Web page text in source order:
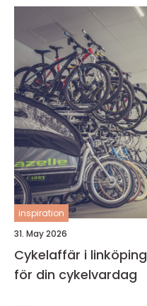
inspiration
31. May 2026
Cykelaffär i linköping så väljer du rätt butik
för din cykelvardag